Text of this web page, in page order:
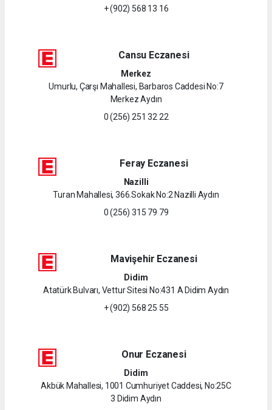
+ (902) 568 13 16
Cansu Eczanesi
Merkez
Umurlu, Çarşı Mahallesi, Barbaros Caddesi No:7
Merkez Aydın
0 (256) 251 32 22
Feray Eczanesi
Nazilli
Turan Mahallesi, 366.Sokak No:2 Nazilli Aydın
0 (256) 315 79 79
Mavişehir Eczanesi
Didim
Atatürk Bulvarı, Vettur Sitesi No:431 A Didim Aydın
+ (902) 568 25 55
Onur Eczanesi
Didim
Akbük Mahallesi, 1001 Cumhuriyet Caddesi, No:25C
3 Didim Aydın